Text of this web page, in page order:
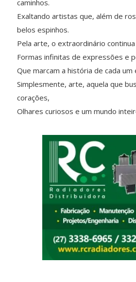
caminhos.
Exaltando artistas que, além de
belos espinhos.
Pela arte, o extraordinário
Formas infinitas de expressões e
Que marcam a história de cada um
Simplesmente, arte, aquela que
corações,
Olhares curiosos e um mundo